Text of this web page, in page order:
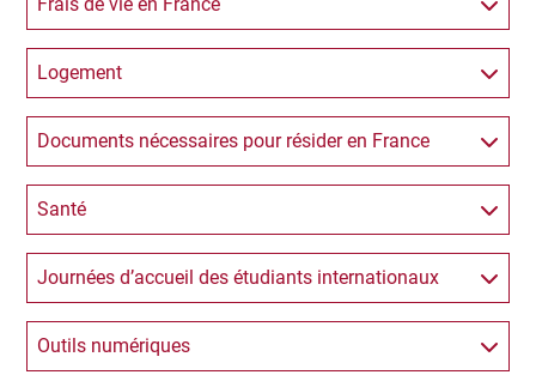
Logement
Documents nécessaires pour résider en France
Santé
Journées d’accueil des étudiants internationaux
Outils numériques